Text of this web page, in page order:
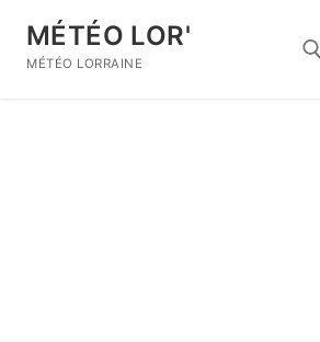
contenu
MÉTÉO LOR'
MÉTÉO LORRAINE